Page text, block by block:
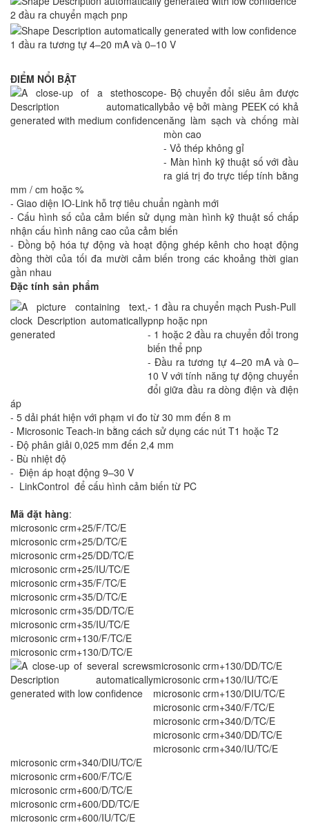
2 đầu ra chuyển mạch pnp
1 đầu ra tương tự 4–20 mA và 0–10 V
ĐIỂM NỔI BẬT
- Bộ chuyển đổi siêu âm được
bảo vệ bởi màng PEEK có khả
năng làm sạch và chống mài
mòn cao
- Vỏ thép không gỉ
- Màn hình kỹ thuật số với đầu
ra giá trị đo trực tiếp tính bằng
mm / cm hoặc %
- Giao diện IO-Link hỗ trợ tiêu chuẩn ngành mới
- Cấu hình số của cảm biến sử dụng màn hình kỹ thuật số chấp
nhận cấu hình nâng cao của cảm biến
- Đồng bộ hóa tự động và hoạt động ghép kênh cho hoạt động
đồng thời của tối đa mười cảm biến trong các khoảng thời gian
gần nhau
Đặc tính sản phẩm
- 1 đầu ra chuyển mạch Push-Pull
pnp hoặc npn
- 1 hoặc 2 đầu ra chuyển đổi trong
biến thể pnp
- Đầu ra tương tự 4–20 mA và 0–
10 V với tính năng tự động chuyển
đổi giữa đầu ra dòng điện và điện
áp
- 5 dải phát hiện với phạm vi đo từ 30 mm đến 8 m
- Microsonic Teach-in bằng cách sử dụng các nút T1 hoặc T2
- Độ phân giải 0,025 mm đến 2,4 mm
- Bù nhiệt độ
- Điện áp hoạt động 9–30 V
- LinkControl để cấu hình cảm biến từ PC
Mã đặt hàng:
microsonic crm+25/F/TC/E
microsonic crm+25/D/TC/E
microsonic crm+25/DD/TC/E
microsonic crm+25/IU/TC/E
microsonic crm+35/F/TC/E
microsonic crm+35/D/TC/E
microsonic crm+35/DD/TC/E
microsonic crm+35/IU/TC/E
microsonic crm+130/F/TC/E
microsonic crm+130/D/TC/E
microsonic crm+130/DD/TC/E
microsonic crm+130/IU/TC/E
microsonic crm+130/DIU/TC/E
microsonic crm+340/F/TC/E
microsonic crm+340/D/TC/E
microsonic crm+340/DD/TC/E
microsonic crm+340/IU/TC/E
microsonic crm+340/DIU/TC/E
microsonic crm+600/F/TC/E
microsonic crm+600/D/TC/E
microsonic crm+600/DD/TC/E
microsonic crm+600/IU/TC/E